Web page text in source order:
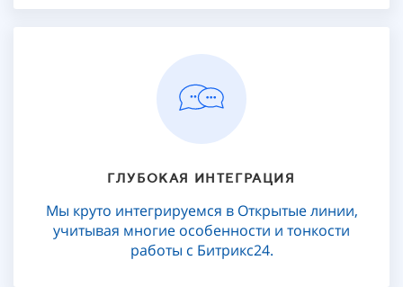
ГЛУБОКАЯ ИНТЕГРАЦИЯ
Мы круто интегрируемся в Открытые линии,
учитывая многие особенности и тонкости
работы с Битрикс24.